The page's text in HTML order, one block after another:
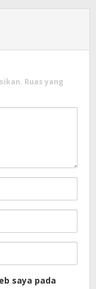
Ruas yang
saya pada